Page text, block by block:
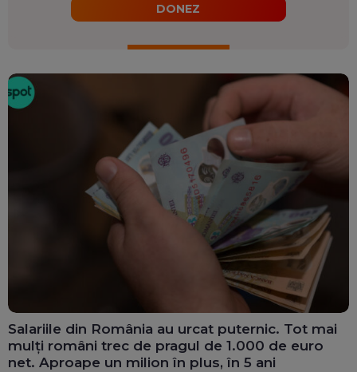
DONEZ
Salariile din România au urcat puternic. Tot mai
mulți români trec de pragul de 1.000 de euro
net. Aproape un milion în plus, în 5 ani